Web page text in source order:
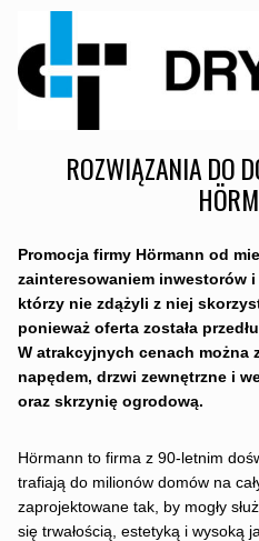
Skip
ROZWIĄZANIA DO
Promocja firmy Hörmann od
zainteresowaniem inwestorów i
którzy nie zdążyli z niej
ponieważ oferta została
W atrakcyjnych cenach można
napędem, drzwi zewnętrzne i
oraz skrzynię ogrodową.
Hörmann to firma z 90-letnim
trafiają do milionów domów na
zaprojektowane tak, by mogły
się trwałością, estetyką i wysoką